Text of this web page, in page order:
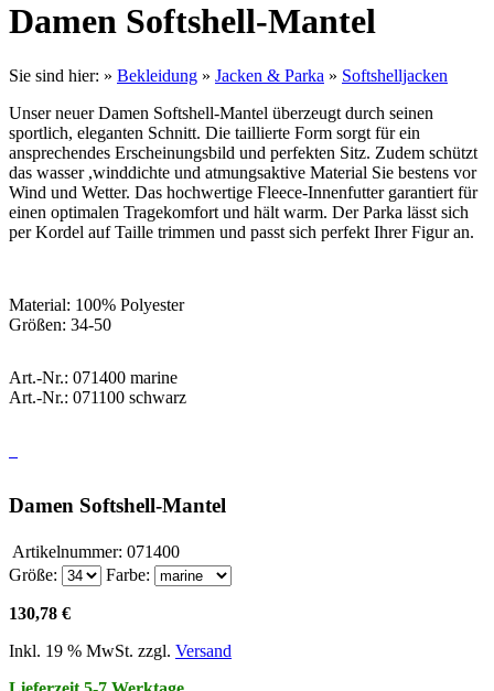
Damen Softshell-Mantel
Sie sind hier: » Bekleidung » Jacken & Parka » Softshelljacken
Unser neuer Damen Softshell-Mantel überzeugt durch seinen
sportlich, eleganten Schnitt. Die taillierte Form sorgt für ein
ansprechendes Erscheinungsbild und perfekten Sitz. Zudem schützt
das wasser ,winddichte und atmungsaktive Material Sie bestens vor
Wind und Wetter. Das hochwertige Fleece-Innenfutter garantiert für
einen optimalen Tragekomfort und hält warm. Der Parka lässt sich
per Kordel auf Taille trimmen und passt sich perfekt Ihrer Figur an.
Material: 100% Polyester
Größen: 34-50
Art.-Nr.: 071400 marine
Art.-Nr.: 071100 schwarz
Damen Softshell-Mantel
Artikelnummer: 071400
Größe:
Farbe:
130,78 €
Inkl. 19 % MwSt. zzgl. Versand